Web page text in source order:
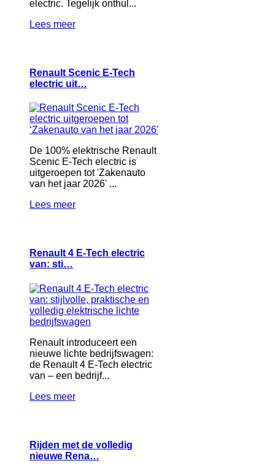
electric. Tegelijk onthul...
Lees meer
Renault Scenic E-Tech
electric uit…
De 100% elektrische Renault
Scenic E-Tech electric is
uitgeroepen tot 'Zakenauto
van het jaar 2026' ...
Lees meer
Renault 4 E-Tech electric
van: sti…
Renault introduceert een
nieuwe lichte bedrijfswagen:
de Renault 4 E‑Tech electric
van – een bedrijf...
Lees meer
Rijden met de volledig
nieuwe Rena…